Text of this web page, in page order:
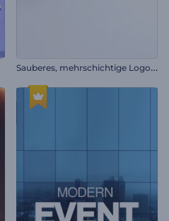
S
auberes, mehrschichtige Logo-Reveal